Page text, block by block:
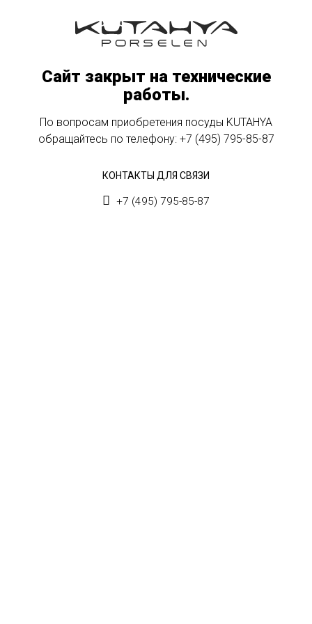
Сайт закрыт на технические
работы.
По вопросам приобретения посуды KUTAHYA
обращайтесь по телефону: +7 (495) 795-85-87
КОНТАКТЫ ДЛЯ СВЯЗИ
+7 (495) 795-85-87